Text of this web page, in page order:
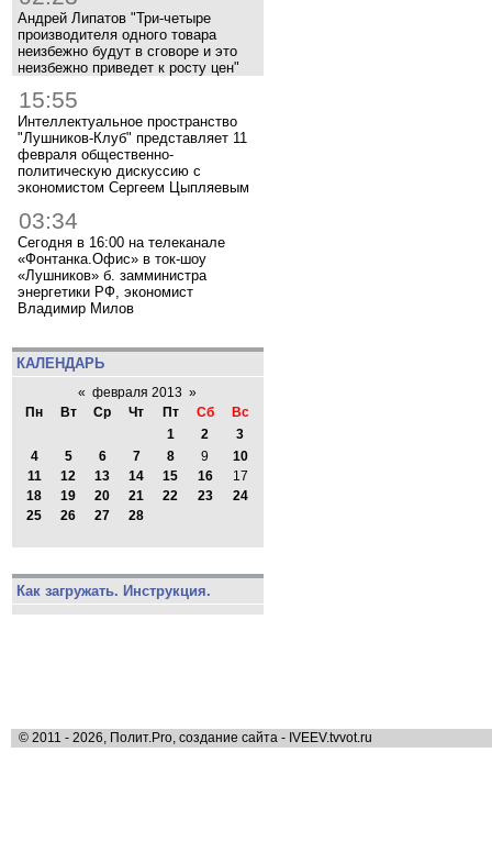
Андрей Липатов "Три-четыре
производителя одного товара
неизбежно будут в сговоре и это
неизбежно приведет к росту цен"
15:55
Интеллектуальное пространство
"Лушников-Клуб" представляет 11
февраля общественно-
политическую дискуссию с
экономистом Сергеем Цыпляевым
03:34
Сегодня в 16:00 на телеканале
«Фонтанка.Офис» в ток-шоу
«Лушников» б. замминистра
энергетики РФ, экономист
Владимир Милов
КАЛЕНДАРЬ
« февраля 2013 »
Пн
Вт Ср Чт Пт Сб
Вс
1
2
3
4
5 6 7 8 9
10
11
12 13 14 15 16
17
18
19 20 21 22 23
24
25
26 27 28
Как загружать. Инструкция.
© 2011 - 2026, Полит.Pro, создание сайта - IVEEV.tvvot.ru